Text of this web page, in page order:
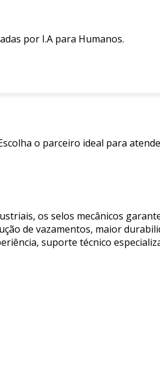
por I.A para Humanos.
o parceiro ideal para
os selos mecânicos
de vazamentos, maior
suporte técnico